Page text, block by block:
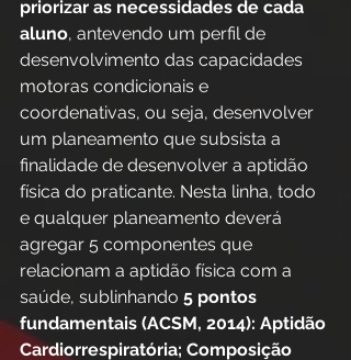
priorizar as necessidades de cada
aluno, antevendo um perfil de
desenvolvimento das capacidades
motoras condicionais e
coordenativas, ou seja, desenvolver
um planeamento que subsista a
finalidade de desenvolver a aptidão
física do praticante. Nesta linha, todo
e qualquer planeamento deverá
agregar 5 componentes que
relacionam a aptidão física com a
saúde, sublinhando 5 pontos
fundamentais (ACSM, 2014): Aptidão
Cardiorrespiratória; Composição